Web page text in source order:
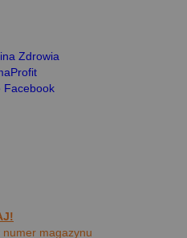
Zdrowia
Facebook
numer magazynu